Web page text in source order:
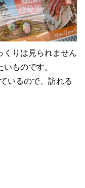
くりは見られません
ものです。
いるので、訪れる